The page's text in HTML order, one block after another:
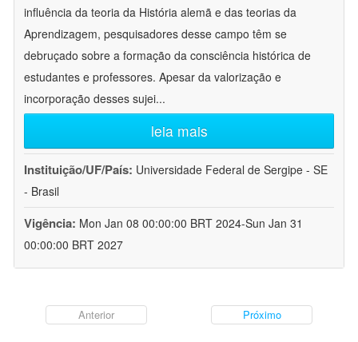
influência da teoria da História alemã e das teorias da
Aprendizagem, pesquisadores desse campo têm se
debruçado sobre a formação da consciência histórica de
estudantes e professores. Apesar da valorização e
incorporação desses sujei...
leia mais
Instituição/UF/País: Universidade Federal de Sergipe - SE
- Brasil
Vigência: Mon Jan 08 00:00:00 BRT 2024-Sun Jan 31
00:00:00 BRT 2027
Anterior Próximo